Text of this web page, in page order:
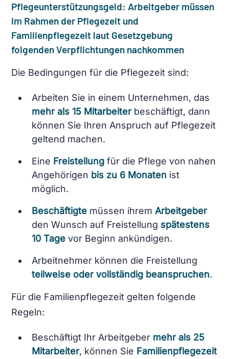
Pflegeunterstützungsgeld: Arbeitgeber müssen
im Rahmen der Pflegezeit und
Familienpflegezeit laut Gesetzgebung
folgenden Verpflichtungen nachkommen
Die Bedingungen für die Pflegezeit sind:
Arbeiten Sie in einem Unternehmen, das
mehr als 15 Mitarbeiterbeschäftigt, dann
können Sie Ihren Anspruch auf Pflegezeit
geltend machen.
Eine Freistellung für die Pflege von nahen
Angehörigen bis zu 6 Monaten ist
möglich.
Beschäftigte müssen ihremArbeitgeber
den Wunsch auf Freistellung spätestens
10 Tage vor Beginn ankündigen.
Arbeitnehmer können die Freistellung
teilweise oder vollständig beanspruchen.
Für die Familienpflegezeit gelten folgende
Regeln:
Beschäftigt Ihr Arbeitgeber mehr als 25
Mitarbeiter, können Sie Familienpflegezeit